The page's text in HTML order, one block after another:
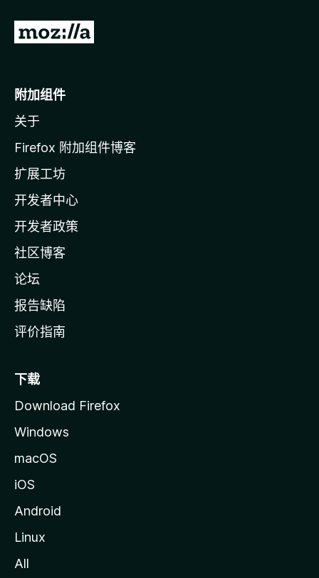
转
o
i
l
a
主
页
附加组件
关于
Firefox 附加组件博客
扩展工坊
开发者中心
开发者政策
社区博客
论坛
报告缺陷
评价指南
下载
Download Firefox
Windows
macOS
iOS
Android
Linux
All